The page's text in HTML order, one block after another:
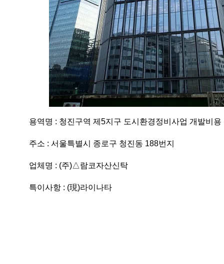
용역명 : 청진구역 제5지구 도시환경정비사업 개발비
주소 : 서울특별시 종로구 청진동 188번지
업체명 : (주)△람코자산신탁
특이사항 : (現)라이나타